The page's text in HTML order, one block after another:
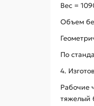
Вес =
Объем
По
4.
Рабочие
тяжелый